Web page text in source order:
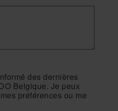
des dernières
Belgique. Je peux
préférences ou me